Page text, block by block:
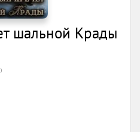
шальной Крады
)